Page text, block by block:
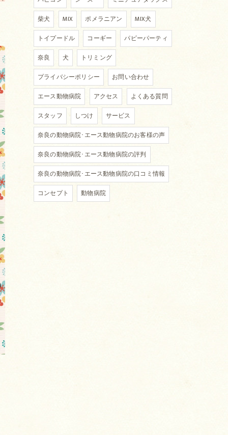
柴犬
MIX ポメラニアン
MIX犬
トイプードル
コーギー
パピーパーティ
奈良
犬
トリミング
プライバシーポリシー
お問い合わせ
エース動物病院
アクセス
よくある質問
スタッフ
しつけ
サービス
奈良の動物病院･エース動物病院のお客様の声
奈良の動物病院･エース動物病院の評判
奈良の動物病院･エース動物病院の口コミ情報
コンセプト
動物病院